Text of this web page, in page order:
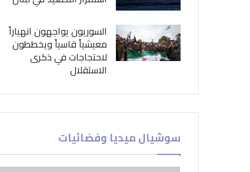
السوريون يواجهون انهياراً
معيشياً قاسياً ويخططون
لاحتجاجات في ذكرى
الاستقلال
سوشيال ميديا وفضائيات